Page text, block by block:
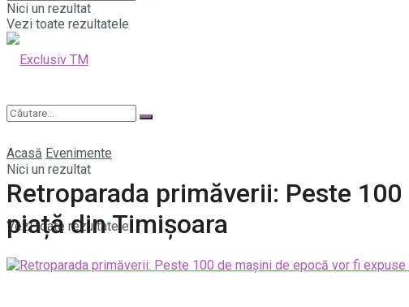
Nici un rezultat
Vezi toate rezultatele
Nici un rezultat
Vezi toate rezultatele
Acasă Evenimente
Retroparada primăverii: Peste
piață din Timișoara